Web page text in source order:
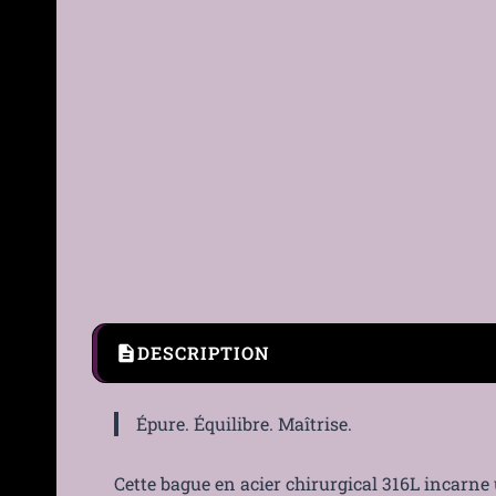
DESCRIPTION
Épure. Équilibre. Maîtrise.
Cette bague en acier chirurgical 316L